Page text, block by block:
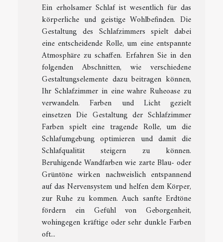
Ein erholsamer Schlaf ist wesentlich für das
körperliche und geistige Wohlbefinden. Die
Gestaltung des Schlafzimmers spielt dabei
eine entscheidende Rolle, um eine entspannte
Atmosphäre zu schaffen. Erfahren Sie in den
folgenden Abschnitten, wie verschiedene
Gestaltungselemente dazu beitragen können,
Ihr Schlafzimmer in eine wahre Ruheoase zu
verwandeln. Farben und Licht gezielt
einsetzen Die Gestaltung der Schlafzimmer
Farben spielt eine tragende Rolle, um die
Schlafumgebung optimieren und damit die
Schlafqualität steigern zu können.
Beruhigende Wandfarben wie zarte Blau- oder
Grüntöne wirken nachweislich entspannend
auf das Nervensystem und helfen dem Körper,
zur Ruhe zu kommen. Auch sanfte Erdtöne
fördern ein Gefühl von Geborgenheit,
wohingegen kräftige oder sehr dunkle Farben
oft...